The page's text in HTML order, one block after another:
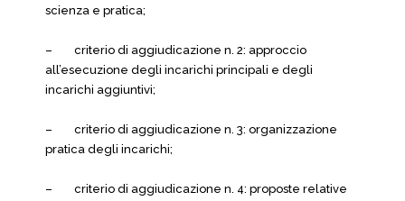
scienza e pratica;
– criterio di aggiudicazione n. 2: approccio
all’esecuzione degli incarichi principali e degli
incarichi aggiuntivi;
– criterio di aggiudicazione n. 3: organizzazione
pratica degli incarichi;
– criterio di aggiudicazione n. 4: proposte relative